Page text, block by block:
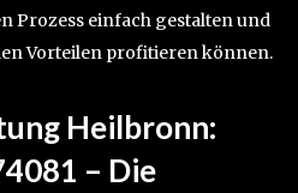
Prozess einfach gestalten und
Vorteilen profitieren können.
Heilbronn:
– Die